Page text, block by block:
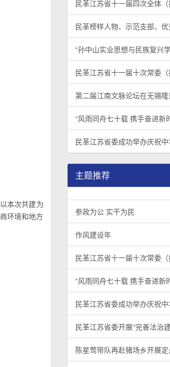
本次共建为
环境和地方
民革江苏省十一届四次全体（
民革榜样人物、示范支部、优
“孙中山实业思想与民族复兴
民革江苏省十一届十次常委（
第二届江南文脉论坛在无锡
“风雨同舟七十载 携手奋进新
民革江苏省委成功举办庆祝
主题推荐
参政为公 实干为民
作风建设年
民革江苏省十一届十次常委（
“风雨同舟七十载 携手奋进新
民革江苏省委成功举办庆祝
民革江苏省委开展“完善法治建
陈星莺带队再赴猪场乡开展